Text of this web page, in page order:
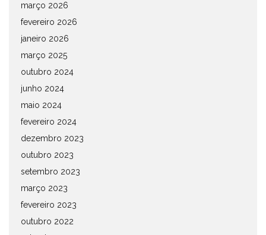
março 2026
fevereiro 2026
janeiro 2026
março 2025
outubro 2024
junho 2024
maio 2024
fevereiro 2024
dezembro 2023
outubro 2023
setembro 2023
março 2023
fevereiro 2023
outubro 2022